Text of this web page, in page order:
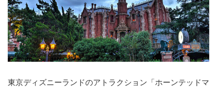
東京ディズニーランドのアトラクション「ホーンテッドマ